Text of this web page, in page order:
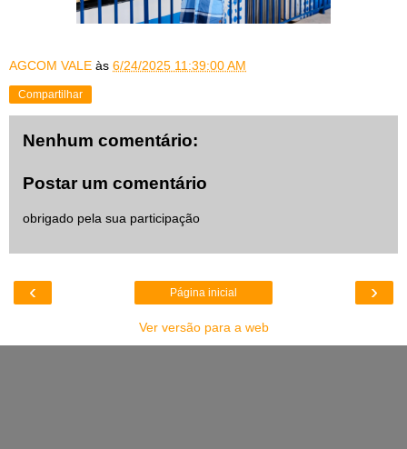
AGCOM VALE às 6/24/2025 11:39:00 AM
Compartilhar
Nenhum comentário:
Postar um comentário
obrigado pela sua participação
‹ ›
Página inicial
Ver versão para a web